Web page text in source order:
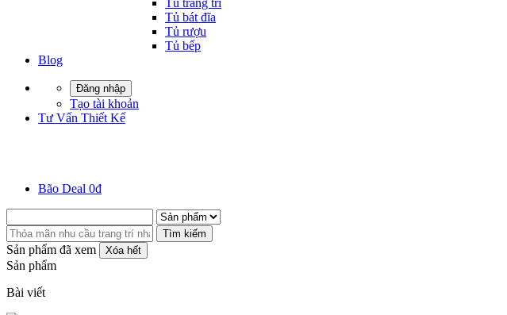
Tủ trang trí
Tủ bát đĩa
Tủ rượu
Tủ bếp
Blog
Đăng nhập
Tạo tài khoản
Tư Vấn Thiết Kế
Bão Deal 0đ
Tìm kiếm
Sản phẩm đã xem Xóa hết
Sản phẩm
Bài viết